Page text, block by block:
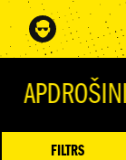
FILTRS